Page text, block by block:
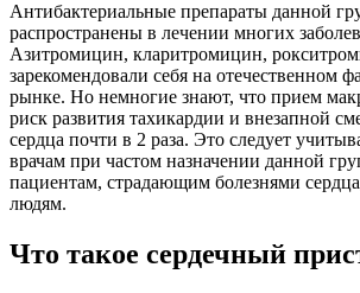
Антибактериальные препараты данной
распространены в лечении многих
Азитромицин, кларитромицин,
зарекомендовали себя на отечественном
рынке. Но немногие знают, что прием
риск развития тахикардии и внезапной
сердца почти в 2 раза. Это следует
врачам при частом назначении данной
пациентам, страдающим болезнями
людям.
Что такое сердечный